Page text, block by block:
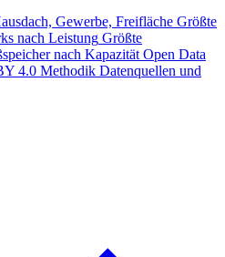
Gewerbe, Freifläche Größte
nach Leistung Größte
nach Kapazität Open Data
4.0 Methodik Datenquellen und